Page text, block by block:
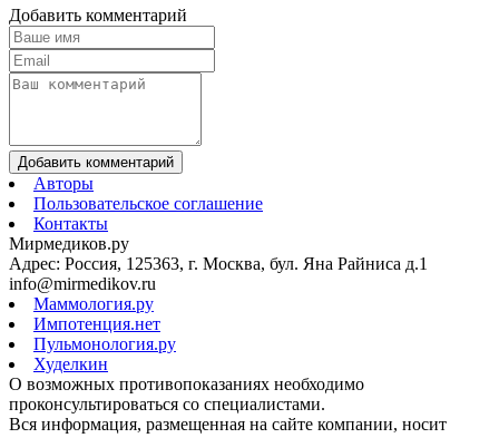
Добавить комментарий
Добавить комментарий
Авторы
Пользовательское соглашение
Контакты
Мирмедиков.ру
Адрес: Россия, 125363, г. Москва, бул. Яна Райниса д.1
info@mirmedikov.ru
Маммология.ру
Импотенция.нет
Пульмонология.ру
Худелкин
О возможных противопоказаниях необходимо
проконсультироваться со специалистами.
Вся информация, размещенная на сайте компании, носит